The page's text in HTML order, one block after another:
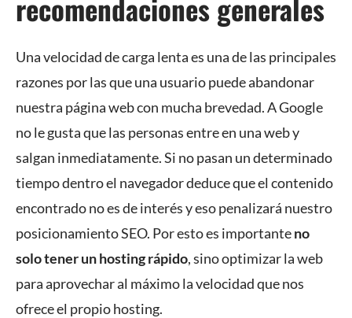
recomendaciones generales
Una velocidad de carga lenta es una de las principales
razones por las que una usuario puede abandonar
nuestra página web con mucha brevedad. A Google
no le gusta que las personas entre en una web y
salgan inmediatamente. Si no pasan un determinado
tiempo dentro el navegador deduce que el contenido
encontrado no es de interés y eso penalizará nuestro
posicionamiento SEO. Por esto es importanteno
solo tener un hosting rápido, sino optimizar la web
para aprovechar al máximo la velocidad que nos
ofrece el propio hosting.